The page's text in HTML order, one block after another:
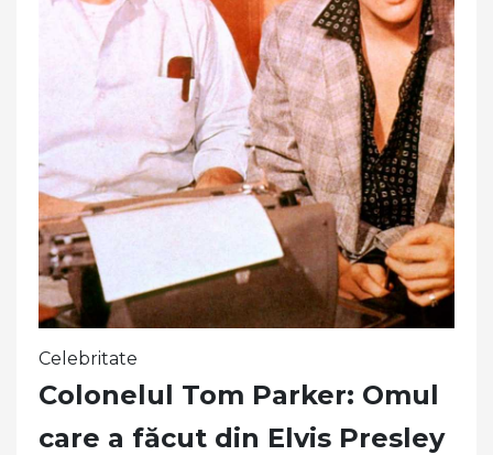
Celebritate
Colonelul Tom Parker: Omul
care a făcut din Elvis Presley